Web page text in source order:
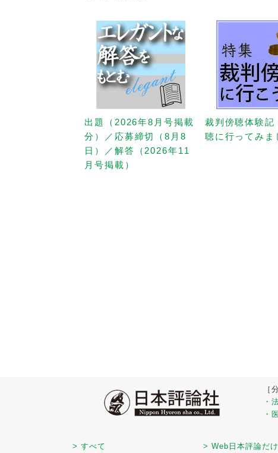
出題（2026年8月号掲載
分）／応募締切（8月8
日）／解答（2026年11
月号掲載）
裁判傍聴体験記
聴に行ってみま
［
・
・
> すべて > Web日本評論だ